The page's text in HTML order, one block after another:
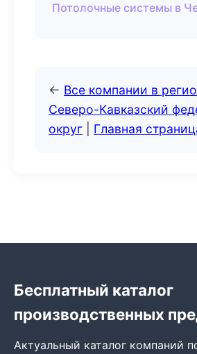
Потолочные системы в
← Все компании в
Северо-Кавказский
округ
Главная
Бесплатный каталог
производственных
Актуальный каталог компаний